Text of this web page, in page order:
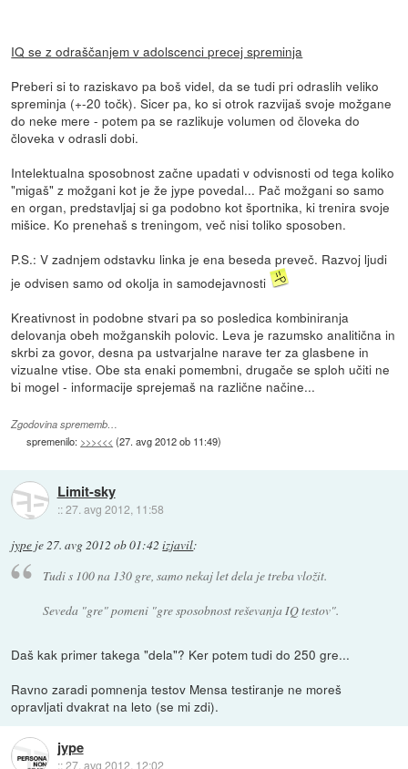
IQ se z odraščanjem v adolscenci precej spreminja
Preberi si to raziskavo pa boš videl, da se tudi pri odraslih veliko
spreminja (+-20 točk). Sicer pa, ko si otrok razvijaš svoje možgane
do neke mere - potem pa se razlikuje volumen od človeka do
človeka v odrasli dobi.
Intelektualna sposobnost začne upadati v odvisnosti od tega koliko
"migaš" z možgani kot je že jype povedal... Pač možgani so samo
en organ, predstavljaj si ga podobno kot športnika, ki trenira svoje
mišice. Ko prenehaš s treningom, več nisi toliko sposoben.
P.S.: V zadnjem odstavku linka je ena beseda preveč. Razvoj ljudi
je odvisen samo od okolja in samodejavnosti
Kreativnost in podobne stvari pa so posledica kombiniranja
delovanja obeh možganskih polovic. Leva je razumsko analitična in
skrbi za govor, desna pa ustvarjalne narave ter za glasbene in
vizualne vtise. Obe sta enaki pomembni, drugače se sploh učiti ne
bi mogel - informacije sprejemaš na različne načine...
Zgodovina sprememb…
spremenilo: >>><<< (27. avg 2012 ob 11:49)
Limit-sky
::27. avg 2012, 11:58
jype je27. avg 2012 ob 01:42 izjavil:
Tudi s 100 na 130 gre, samo nekaj let dela je treba vložit.
Seveda "gre" pomeni "gre sposobnost reševanja IQ testov".
Daš kak primer takega "dela"? Ker potem tudi do 250 gre...
Ravno zaradi pomnenja testov Mensa testiranje ne moreš
opravljati dvakrat na leto (se mi zdi).
jype
::27. avg 2012, 12:02